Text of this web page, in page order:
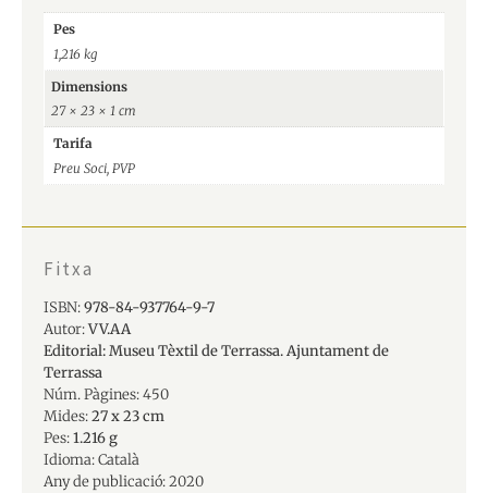
Pes
1,216 kg
Dimensions
27 × 23 × 1 cm
Tarifa
Preu Soci, PVP
Fitxa
ISBN:978-84-937764-9-7
Autor:VV.AA
Editorial: Museu Tèxtil de Terrassa. Ajuntament de
Terrassa
Núm. Pàgines: 450
Mides:27 x 23 cm
Pes:1.216 g
Idioma: Català
Any de publicació:2020